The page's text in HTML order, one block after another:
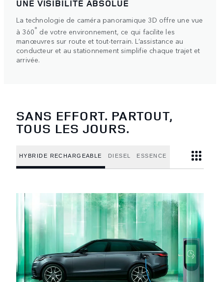
UNE VISIBILITÉ ABSOLUE
La technologie de caméra panoramique 3D offre une vue
à 360° de votre environnement, ce qui facilite les
manœuvres sur route et tout-terrain. L’assistance au
conducteur et au stationnement simplifie chaque trajet et
arrivée.
SANS EFFORT. PARTOUT,
TOUS LES JOURS.
HYBRIDE RECHARGEABLE DIESEL ESSENCE